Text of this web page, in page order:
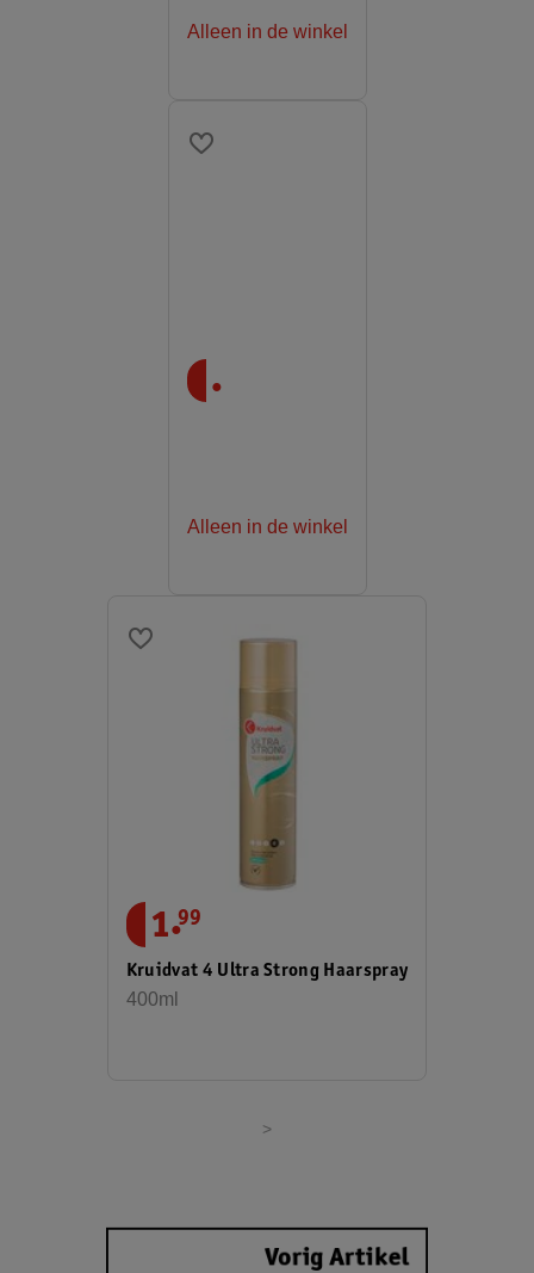
Alleen in de winkel
.
Alleen in de winkel
1.99
Kruidvat 4 Ultra Strong Haarspray
400ml
>
Vorig Artikel